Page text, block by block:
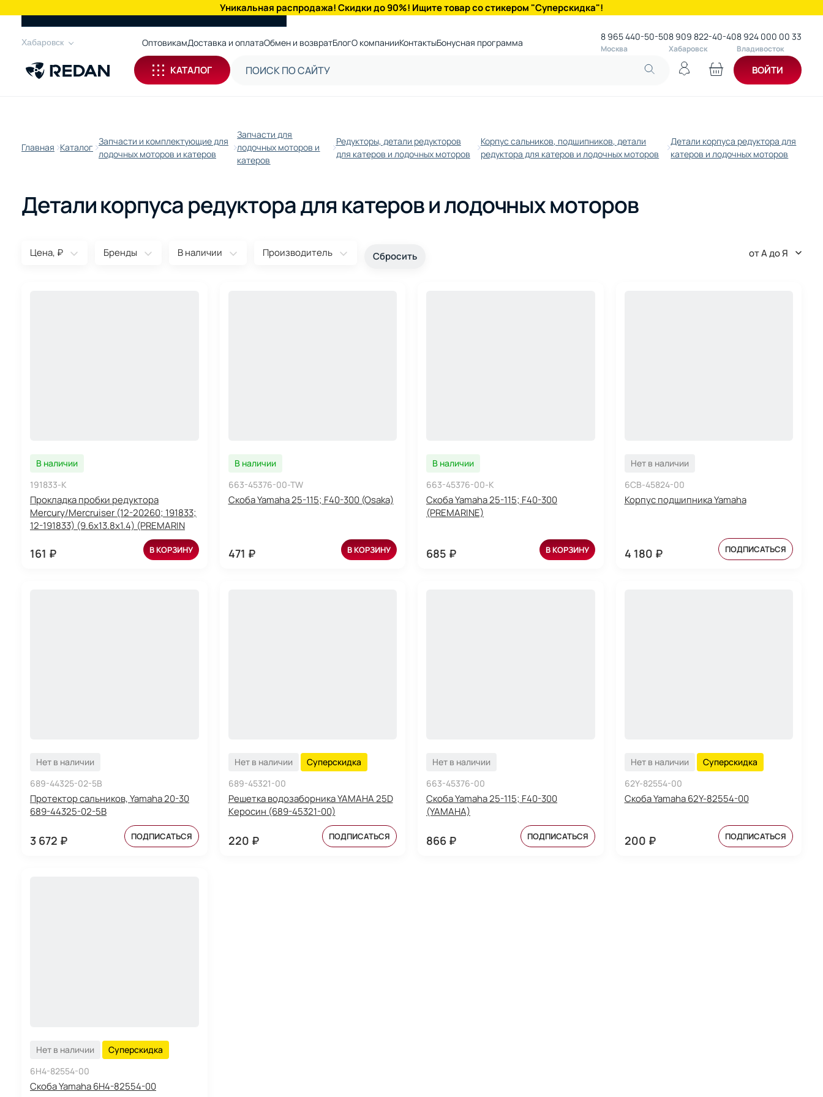
Уникальная распродажа! Скидки до 90%! Ищите товар со стикером "Суперскидка"!
Хабаровск ОптовикамДоставка и оплатаОбмен и возвратБлогО компанииКонтактыБонусная программа 8 965 440-50-50
Москва
8 909 822-40-40
Хабаровск
8 924 000 00 33
Владивосток
КАТАЛОГ ВОЙТИ
Главная Каталог
Запчасти и комплектующие для
лодочных моторов и катеров
Запчасти для
лодочных моторов и
катеров
Редукторы, детали редукторов
для катеров и лодочных моторов
Корпус сальников, подшипников, детали
редуктора для катеров и лодочных моторов
Детали корпуса редуктора для
катеров и лодочных моторов
Детали корпуса редуктора для катеров и лодочных моторов
Цена, ₽ Бренды В наличии Производитель от А до Я
В наличии
191833-K
Прокладка пробки редуктора
Mercury/Mercruiser (12-20260; 191833;
12-191833) (9.6х13.8х1.4) (PREMARIN
161 ₽ В КОРЗИНУ
В наличии
663-45376-00-TW
Скоба Yamaha 25-115; F40-300 (Osaka)
471 ₽ В КОРЗИНУ
В наличии
663-45376-00-K
Скоба Yamaha 25-115; F40-300
(PREMARINE)
685 ₽ В КОРЗИНУ
Нет в наличии
6CB-45824-00
Корпус подшипника Yamaha
4 180 ₽ ПОДПИСАТЬСЯ
Нет в наличии
689-44325-02-5B
Протектор сальников, Yamaha 20-30
689-44325-02-5B
3 672 ₽ ПОДПИСАТЬСЯ
Нет в наличии
Суперскидка
689-45321-00
Решетка водозаборника YAMAHA 25D
Керосин (689-45321-00)
220 ₽ ПОДПИСАТЬСЯ
Нет в наличии
663-45376-00
Скоба Yamaha 25-115; F40-300
(YAMAHA)
866 ₽ ПОДПИСАТЬСЯ
Нет в наличии
Суперскидка
62Y-82554-00
Скоба Yamaha 62Y-82554-00
200 ₽ ПОДПИСАТЬСЯ
Нет в наличии
Суперскидка
6H4-82554-00
Скоба Yamaha 6H4-82554-00